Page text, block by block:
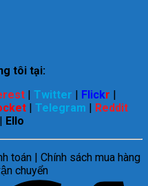
tôi tại:
Twitter Flickr
Telegram
Reddit
Ello
toán | Chính sách mua hàng
chuyển